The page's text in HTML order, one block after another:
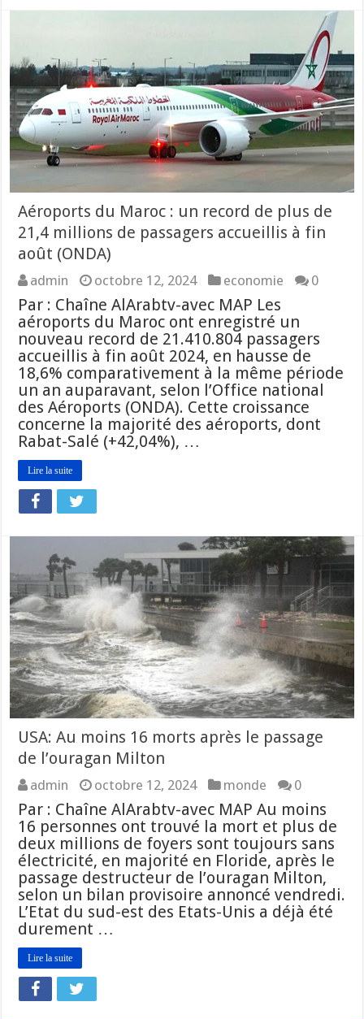
Aéroports du Maroc : un record de plus de
21,4 millions de passagers accueillis à fin
août (ONDA)
admin octobre 12, 2024 economie 0
Par : Chaîne AlArabtv-avec MAP Les
aéroports du Maroc ont enregistré un
nouveau record de 21.410.804 passagers
accueillis à fin août 2024, en hausse de
18,6% comparativement à la même période
un an auparavant, selon l’Office national
des Aéroports (ONDA). Cette croissance
concerne la majorité des aéroports, dont
Rabat-Salé (+42,04%), …
Lire la suite
USA: Au moins 16 morts après le passage
de l’ouragan Milton
admin octobre 12, 2024 monde 0
Par : Chaîne AlArabtv-avec MAP Au moins
16 personnes ont trouvé la mort et plus de
deux millions de foyers sont toujours sans
électricité, en majorité en Floride, après le
passage destructeur de l’ouragan Milton,
selon un bilan provisoire annoncé vendredi.
L’Etat du sud-est des Etats-Unis a déjà été
durement …
Lire la suite